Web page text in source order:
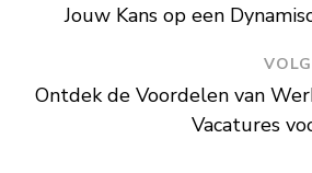
Jouw Kans op een
Ontdek de Voordelen van
Vacatures